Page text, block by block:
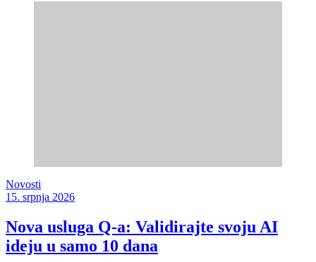
Novosti
15. srpnja 2026
Nova usluga Q-a: Validirajte svoju AI
ideju u samo 10 dana